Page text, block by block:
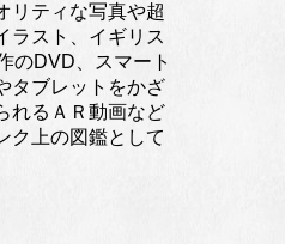
リティな写真や超
ラスト、イギリス
のDVD、スマート
タブレットをかざ
れるＡＲ動画など
ク上の図鑑として